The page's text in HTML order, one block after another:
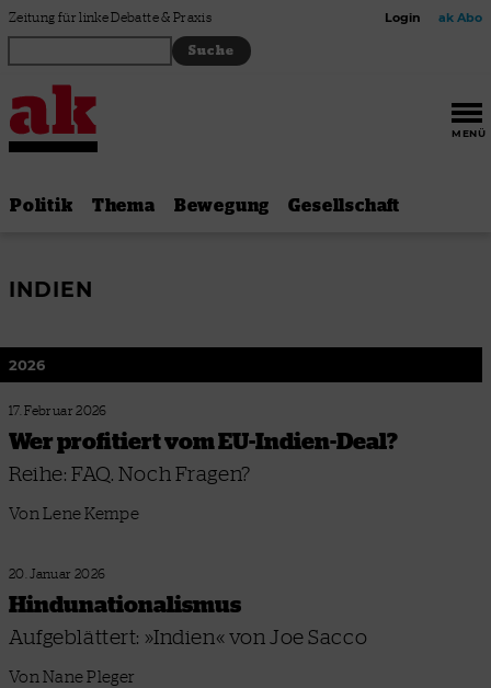
Zum Inhalt springen
Zeitung für linke Debatte & Praxis Login ak Abo
MENÜ
Politik Thema Bewegung Gesellschaft
INDIEN
2026
17. Februar 2026
Wer profitiert vom EU-Indien-Deal?
Reihe: FAQ. Noch Fragen?
Von Lene Kempe
20. Januar 2026
Hindunationalismus
Aufgeblättert: »Indien« von Joe Sacco
Von Nane Pleger